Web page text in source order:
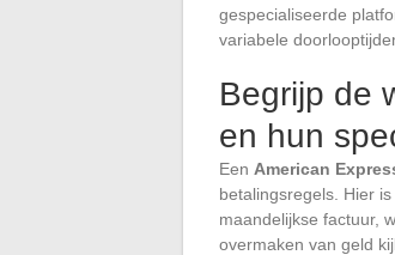
gespecialiseerde
variabele
Begrijp de
en hun
Een American
betalingsregels. Hier
maandelijkse factuur,
overmaken van geld